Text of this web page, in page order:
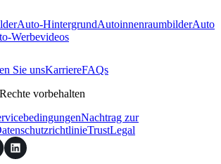
Auto-HintergrundAutoinnenraumbilderAuto
Werbevideos
Sie unsKarriereFAQs
vorbehalten
Nachtrag zur
TrustLegal